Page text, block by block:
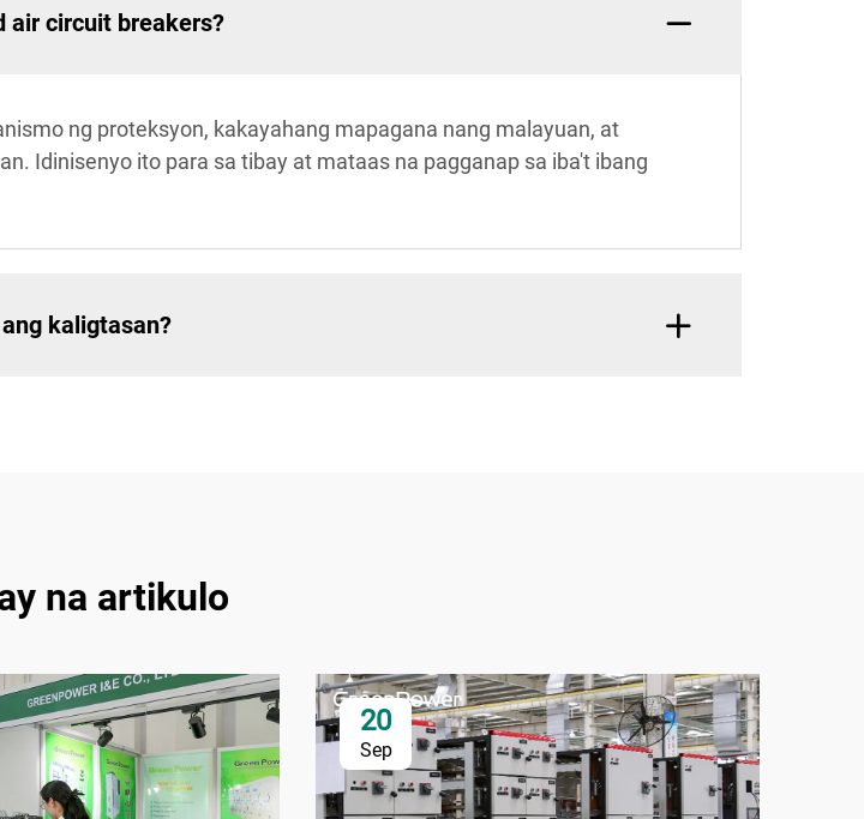
air circuit breakers?
ng proteksyon, kakayahang mapagana nang malayuan, at
Idinisenyo ito para sa tibay at mataas na pagganap sa iba't ibang
kaligtasan?
na artikulo
20
Sep